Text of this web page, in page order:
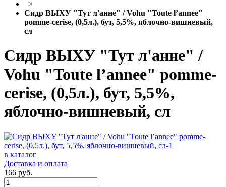
>
Сидр ВЫХУ "Тут л'анне" / Vohu "Toute l’annee"
pomme-cerise, (0,5л.), бут, 5,5%, яблочно-вишневый,
сл
Сидр ВЫХУ "Тут л'анне" /
Vohu "Toute l’annee" pomme-
cerise, (0,5л.), бут, 5,5%,
яблочно-вишневый, сл
в каталог
Доставка и оплата
166 руб.